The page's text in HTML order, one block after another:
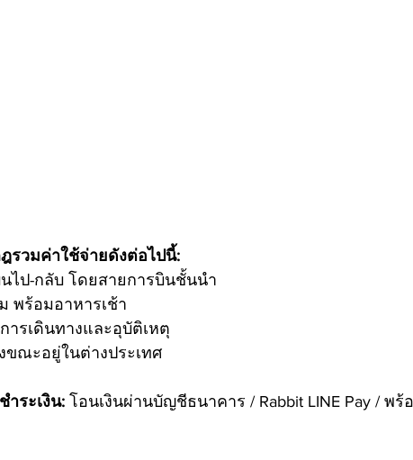
รวมค่าใช้จ่ายดังต่อไปนี้:
นไป-กลับ โดยสายการบินชั้นนำ
พร้อมอาหารเช้า
ารเดินทางและอุบัติเหตุ
ขณะอยู่ในต่างประเทศ
ำระเงิน: โอนเงินผ่านบัญชีธนาคาร / Rabbit LINE Pay / พร้